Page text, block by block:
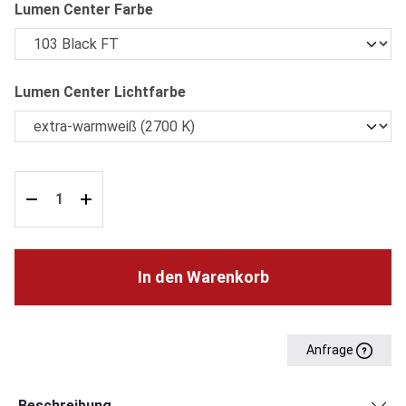
Lumen Center Farbeauswählen
Lumen Center Lichtfarbeauswählen
In den Warenkorb
Anfrage